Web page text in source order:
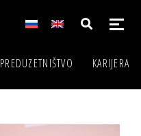
PREDUZETNIŠTVO KARIJERA